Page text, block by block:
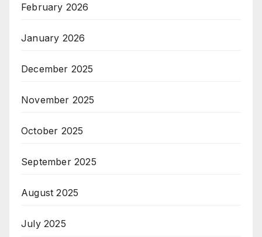
February 2026
January 2026
December 2025
November 2025
October 2025
September 2025
August 2025
July 2025